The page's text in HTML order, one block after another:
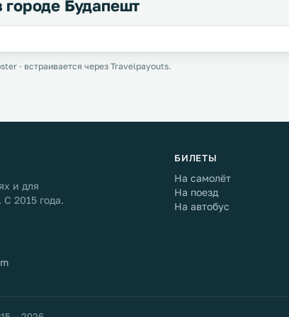
городе Будапешт
· встраивается через Travelpayouts.
и для
2015 года.
БИЛЕТЫ
На самолёт
На поезд
На автобус